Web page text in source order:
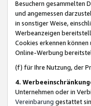
Besuchern gesammelten
und angemessen
in sonstiger Weise,
Werbeanzeigen
Cookies erkennen
Online-Werbung
(f) für Ihre Nutzung, der
4.
Unternehmen oder in
Vereinbarung gestattet